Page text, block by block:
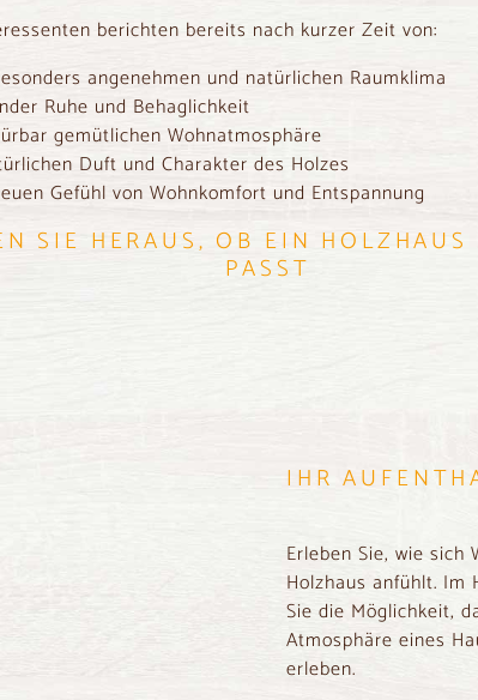
berichten bereits nach kurzer Zeit von:
angenehmen und natürlichen Raumklima
Ruhe und Behaglichkeit
gemütlichen Wohnatmosphäre
Duft und Charakter des Holzes
Gefühl von Wohnkomfort und Entspannung
SIE HERAUS, OB EIN
PASST
IHR
Erleben Sie, wie sich
Holzhaus anfühlt. Im
Sie die Möglichkeit,
Atmosphäre eines
erleben.